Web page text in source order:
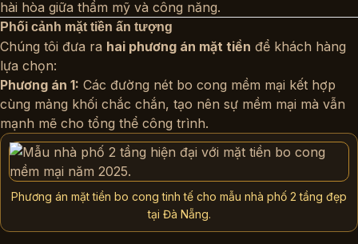
hài hòa giữa thẩm mỹ và công năng.
Phối cảnh mặt tiền ấn tượng
Chúng tôi đưa ra hai phương án mặt tiền để khách hàng
lựa chọn:
Phương án 1: Các đường nét bo cong mềm mại kết hợp
cùng mảng khối chắc chắn, tạo nên sự mềm mại mà vẫn
mạnh mẽ cho tổng thể công trình.
Phương án mặt tiền bo cong tinh tế cho mẫu nhà phố 2 tầng đẹp
tại Đà Nẵng.